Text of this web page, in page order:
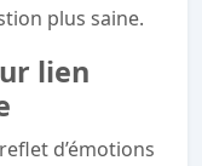
plus saine.
lien
d’émotions